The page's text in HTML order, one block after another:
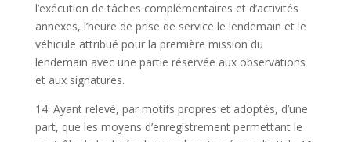
l’exécution de tâches complémentaires et d’activités
annexes, l’heure de prise de service le lendemain et le
véhicule attribué pour la première mission du
lendemain avec une partie réservée aux observations
et aux signatures.
14. Ayant relevé, par motifs propres et adoptés, d’une
part, que les moyens d’enregistrement permettant le